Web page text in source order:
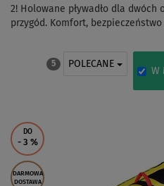
2! Holowane pływadło dla dwóch
przygód. Komfort,
5 POLECANE
W
DO
- 3 %
DARMOWA
DOSTAWA